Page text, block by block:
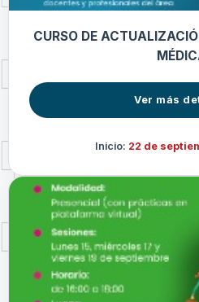
CURSO DE
Ver más
Inicio: 22 de